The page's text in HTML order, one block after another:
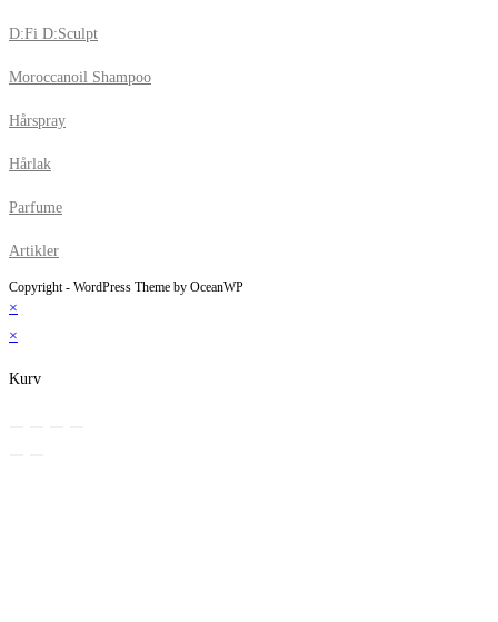
D:Fi D:Sculpt
Moroccanoil Shampoo
Hårspray
Hårlak
Parfume
Artikler
Copyright - WordPress Theme by OceanWP
×
×
Kurv